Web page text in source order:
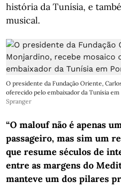
história da Tunísia, e
musical.
O presidente da Fundação Oriente,
oferecido pelo embaixador da Tunísia
Spranger
“O malouf não é apenas
passageiro, mas sim um
que resume séculos de
entre as margens do
manteve um dos pilares